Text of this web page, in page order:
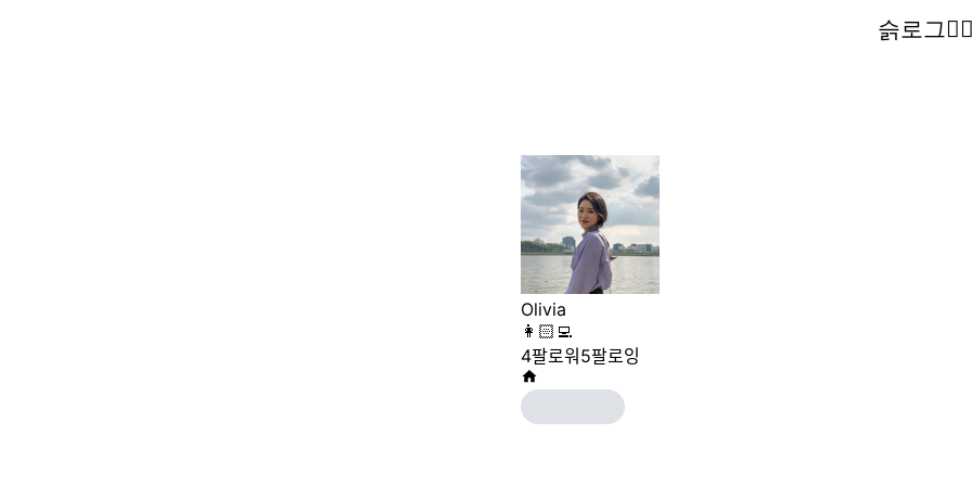
슭로그
슭로그
Olivia
👩🏻‍💻
4팔로워 5팔로잉